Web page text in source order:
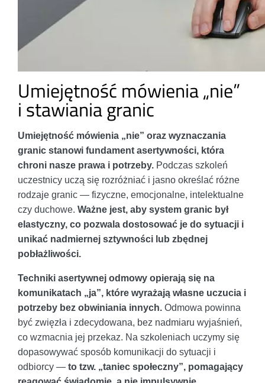
Umiejętność mówienia „nie”
i stawiania granic
Umiejętność mówienia „nie” oraz wyznaczania
granic stanowi fundament asertywności, która
chroni nasze prawa i potrzeby. Podczas szkoleń
uczestnicy uczą się rozróżniać i jasno określać różne
rodzaje granic — fizyczne, emocjonalne, intelektualne
czy duchowe. Ważne jest, aby system granic był
elastyczny, co pozwala dostosować je do sytuacji i
unikać nadmiernej sztywności lub zbędnej
pobłażliwości.
Techniki asertywnej odmowy opierają się na
komunikatach „ja”, które wyrażają własne uczucia i
potrzeby bez obwiniania innych. Odmowa powinna
być zwięzła i zdecydowana, bez nadmiaru wyjaśnień,
co wzmacnia jej przekaz. Na szkoleniach uczymy się
dopasowywać sposób komunikacji do sytuacji i
odbiorcy — to tzw. „taniec społeczny”, pomagający